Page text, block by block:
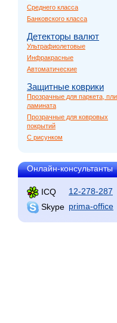
Среднего класса
Банковского класса
Детекторы валют
Ультрафиолетовые
Инфракрасные
Автоматические
Защитные коврики
Прозрачные для паркета,
ламината
Прозрачные для ковровых
покрытий
С рисунком
Онлайн-консультанты
ICQ
12-278-287
Skype prima-office